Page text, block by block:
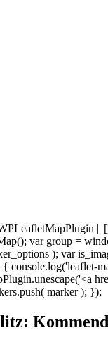
var group =
); var
marker ); });